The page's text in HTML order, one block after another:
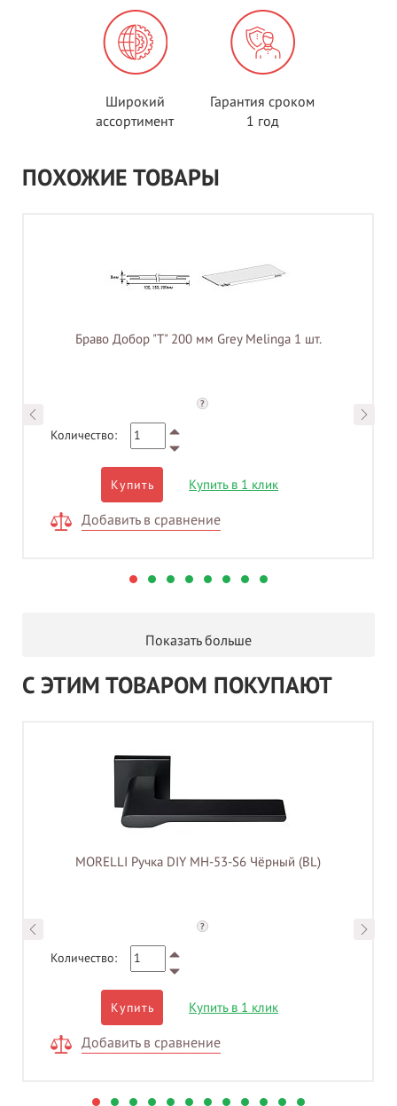
Широкий
ассортимент
Гарантия сроком
1 год
ПОХОЖИЕ ТОВАРЫ
Браво Добор "Т" 200 мм Grey Melinga 1 шт.
?
Количество:
Купить Купить в 1 клик
Добавить в сравнение
Показать больше
С ЭТИМ ТОВАРОМ ПОКУПАЮТ
MORELLI Ручка DIY MH-53-S6 Чёрный (BL)
?
Количество:
Купить Купить в 1 клик
Добавить в сравнение